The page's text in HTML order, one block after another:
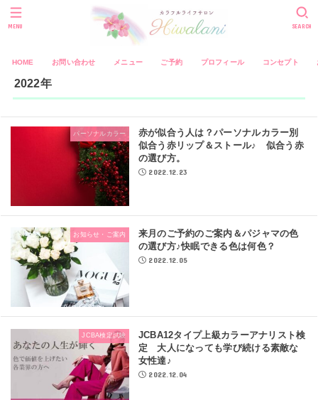
HOME お問い合わせ メニュー ご予約 プロフィール コンセプト
SEARCH
MENU
2022年
パーソナルカラー
赤が似合う人は？パーソナルカラー別
似合う赤リップ＆ストール♪ 似合う赤
の選び方。
2022.12.23
お知らせ・ご案内
来月のご予約のご案内＆パジャマの色
の選び方♪快眠できる色は何色？
2022.12.05
JCBA検定試験
JCBA12タイプ上級カラーアナリスト検
定 大人になっても学び続ける素敵な
女性達♪
2022.12.04